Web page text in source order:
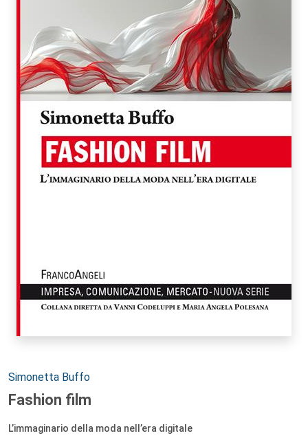
Autori:
Simonetta Buffo
Fashion film
L’immaginario della moda nell’era digitale